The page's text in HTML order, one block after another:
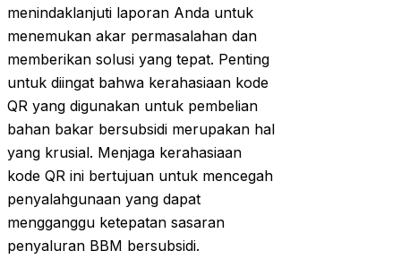
menindaklanjuti laporan Anda untuk
menemukan akar permasalahan dan
memberikan solusi yang tepat. Penting
untuk diingat bahwa kerahasiaan kode
QR yang digunakan untuk pembelian
bahan bakar bersubsidi merupakan hal
yang krusial. Menjaga kerahasiaan
kode QR ini bertujuan untuk mencegah
penyalahgunaan yang dapat
mengganggu ketepatan sasaran
penyaluran BBM bersubsidi.